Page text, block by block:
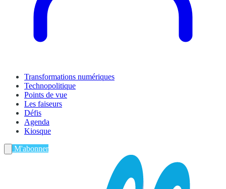
Transformations numériques
Technopolitique
Points de vue
Les faiseurs
Défis
Agenda
Kiosque
M'abonner